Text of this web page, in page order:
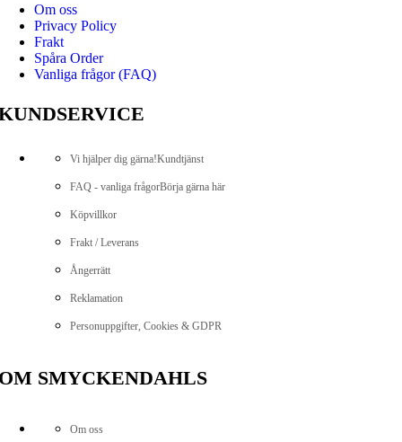
Om oss
Privacy Policy
Frakt
Spåra Order
Vanliga frågor (FAQ)
Vi hjälper dig gärna!Kundtjänst
FAQ - vanliga frågorBörja gärna här
Köpvillkor
Frakt / Leverans
Ångerrätt
Reklamation
Personuppgifter, Cookies & GDPR
SMYCKENDAHLS
Om oss